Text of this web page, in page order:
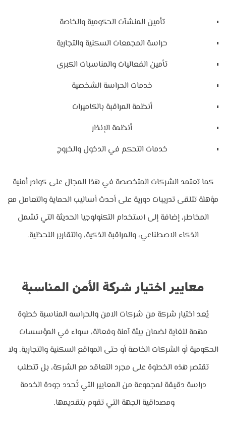
تأمين المنشآت الحكومية والخاصة
حراسة المجمعات السكنية والتجارية
تأمين الفعاليات والمناسبات الكبرى
خدمات الحراسة الشخصية
أنظمة المراقبة بالكاميرات
أنظمة الإنذار
خدمات التحكم في الدخول والخروج
كما تعتمد الشركات المتخصصة في هذا المجال على كوادر أمنية
مؤهلة تتلقى تدريبات دورية على أحدث أساليب الحماية والتعامل مع
المخاطر، إضافة إلى استخدام التكنولوجيا الحديثة التي تشمل
الذكاء الاصطناعي، والمراقبة الذكية، والتقارير اللحظية.
معايير اختيار شركة الأمن المناسبة
يُعد اختيار شركة من شركات الامن والحراسه المناسبة خطوة
مهمة للغاية لضمان بيئة آمنة وفعالة، سواء في المؤسسات
الحكومية أو الشركات الخاصة أو حتى المواقع السكنية والتجارية. ولا
تقتصر هذه الخطوة على مجرد التعاقد مع الشركة، بل تتطلب
دراسة دقيقة لمجموعة من المعايير التي تُحدد جودة الخدمة
ومصداقية الجهة التي تقوم بتقديمها.